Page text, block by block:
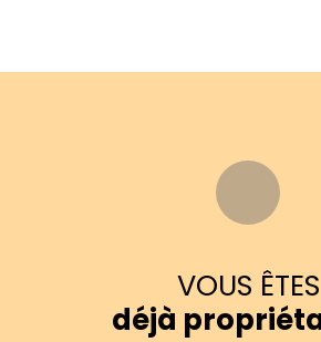
VOUS ÊTES
déjà